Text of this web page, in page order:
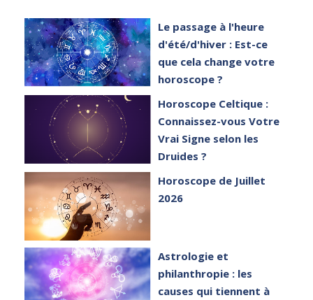
Le passage à l'heure
d'été/d'hiver : Est-ce
que cela change votre
horoscope ?
Horoscope Celtique :
Connaissez-vous Votre
Vrai Signe selon les
Druides ?
Horoscope de Juillet
2026
Astrologie et
philanthropie : les
causes qui tiennent à